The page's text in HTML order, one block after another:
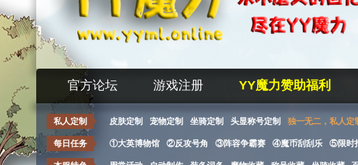
官方论坛 游戏注册 YY魔力赞助福利
私人定制 皮肤定制 宠物定制 坐骑定制 头显称号定制 独一无二，私人定
每日任务 ①大英博物馆 ②反攻号角 ③阵容争霸赛 ④魔币刮刮乐 ⑤限时